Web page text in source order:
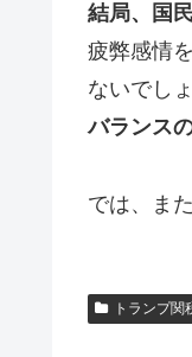
結局、国
疲弊感情
ないでし
バランス
では、また
トランプ関